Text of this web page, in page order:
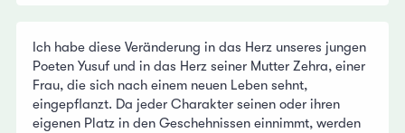
Ich habe diese Veränderung in das Herz unseres jungen
Poeten Yusuf und in das Herz seiner Mutter Zehra, einer
Frau, die sich nach einem neuen Leben sehnt,
eingepflanzt. Da jeder Charakter seinen oder ihren
eigenen Platz in den Geschehnissen einnimmt, werden